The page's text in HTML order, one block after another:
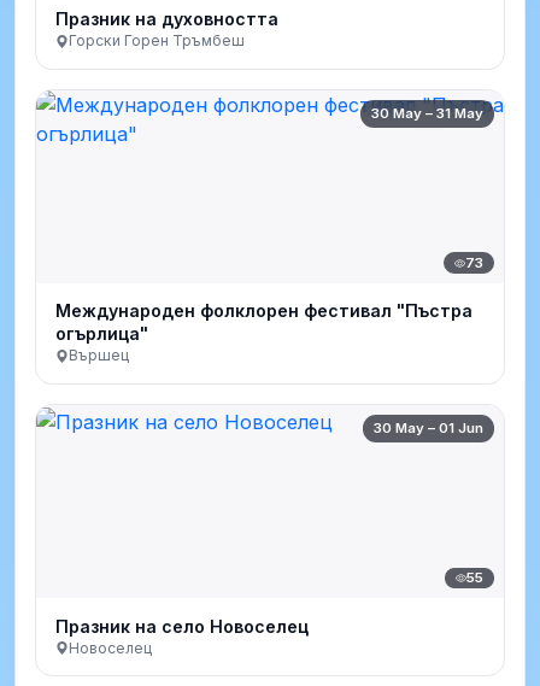
Празник на духовността
Горски Горен Тръмбеш
30 May – 31 May
73
Международен фолклорен фестивал "Пъстра
огърлица"
Вършец
30 May – 01 Jun
55
Празник на село Новоселец
Новоселец